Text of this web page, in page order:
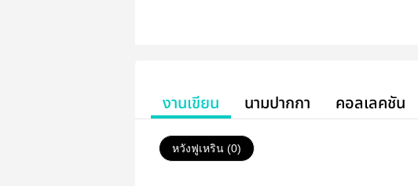
งานเขียน นามปากกา คอลเลคชัน
หวังฟูเหริน (0)